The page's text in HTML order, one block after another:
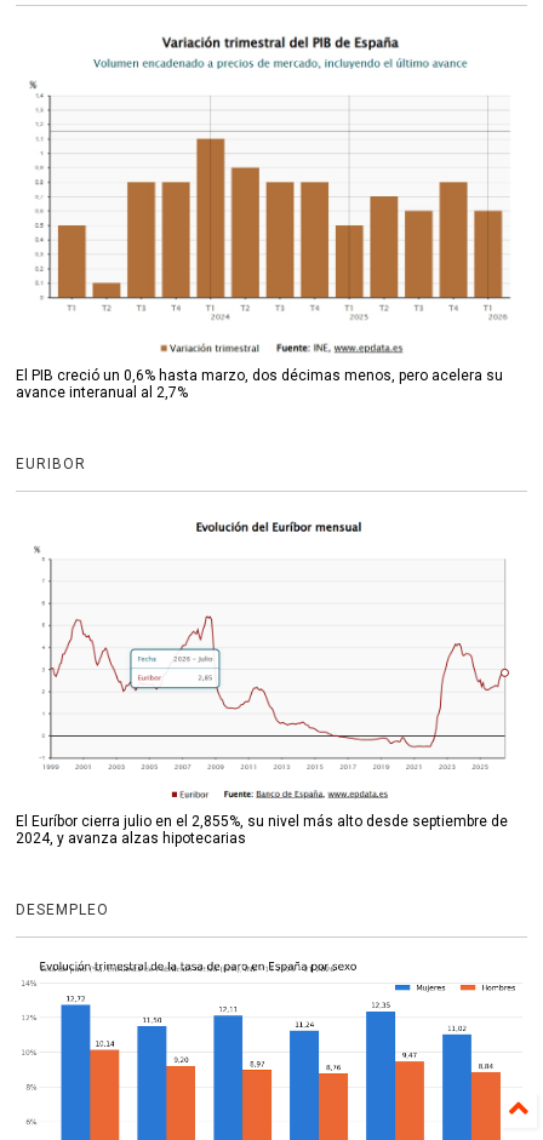
El PIB creció un 0,6% hasta marzo, dos décimas menos, pero acelera su
avance interanual al 2,7%
EURIBOR
El Euríbor cierra julio en el 2,855%, su nivel más alto desde septiembre de
2024, y avanza alzas hipotecarias
DESEMPLEO